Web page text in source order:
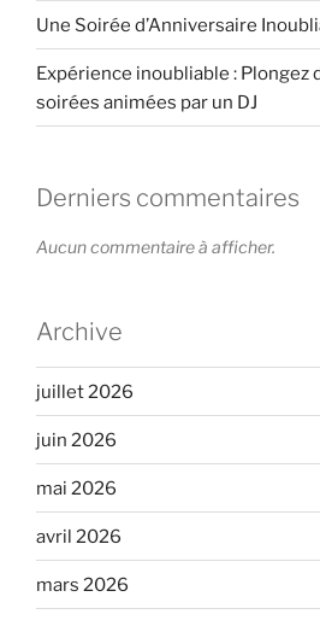
Une Soirée d’Anniversaire
Expérience inoubliable : Plongez
soirées animées par un DJ
Derniers commentaires
Aucun commentaire à afficher.
Archive
juillet 2026
juin 2026
mai 2026
avril 2026
mars 2026